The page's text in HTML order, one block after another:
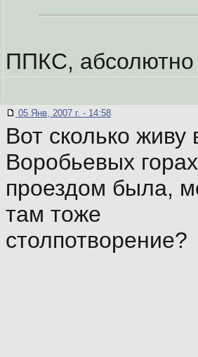
ППКС, абсолютно
05 Янв, 2007 г. - 14:58
Вот сколько
Воробьевых
проездом была,
там тоже
столпотворение?